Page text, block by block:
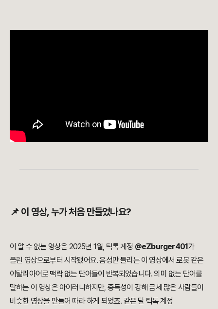
📌 이 영상, 누가 처음 만들었나요?
이 알 수 없는 영상은 2025년 1월, 틱톡 계정 @eZburger401가
올린 영상으로부터 시작됐어요. 음성만 들리는 이 영상에서 로봇 같은
이탈리아어로 맥락 없는 단어들이 반복되었습니다. 의미 없는 단어를
말하는 이 영상은 아이러니하지만, 중독성이 강해 금세 많은 사람들이
비슷한 영상을 만들어 따라 하게 되었죠. 같은 달 틱톡 계정